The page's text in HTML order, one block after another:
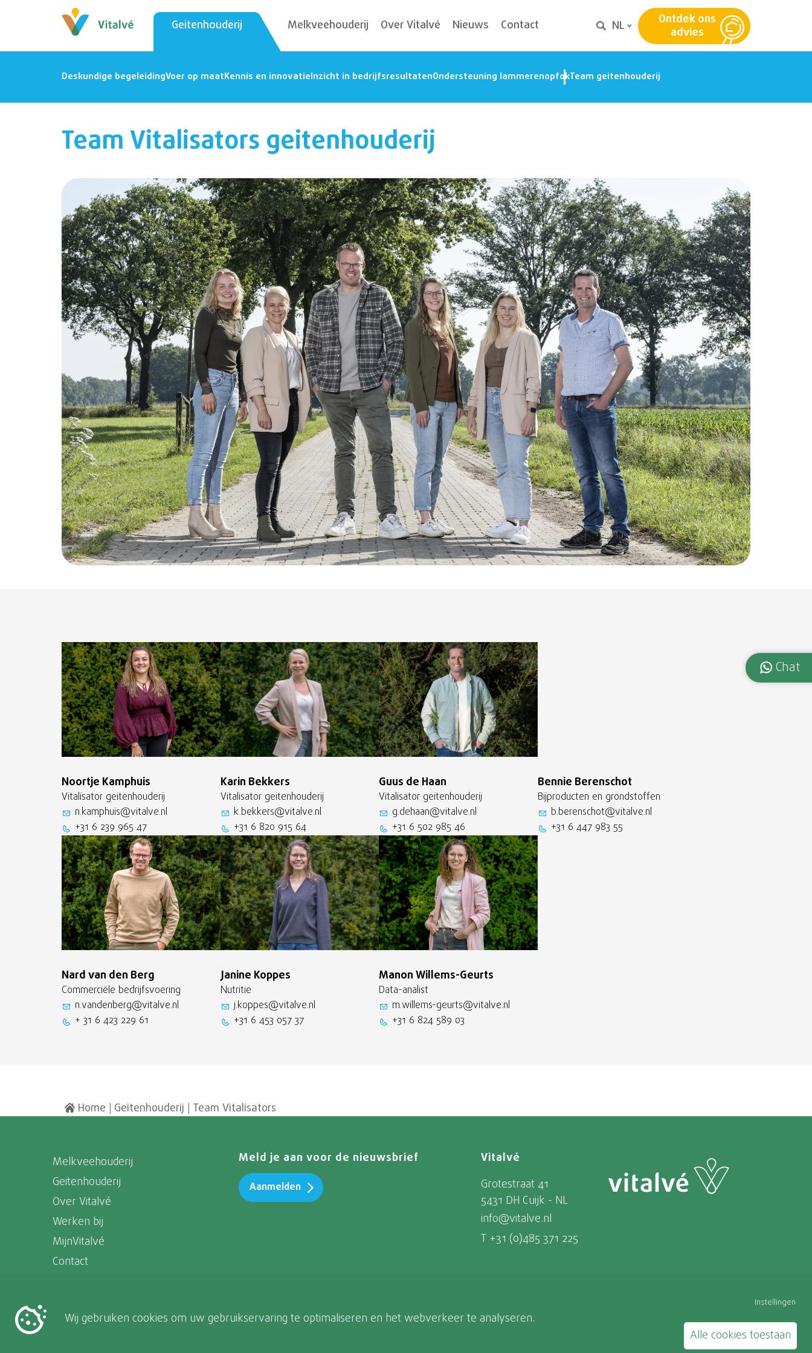
Wij gebruiken cookies om uw gebruikservaring te optimaliseren en het webverkeer te analyseren.
Instellingen
Alle cookies toestaan
Geitenhouderij
Deskundige begeleidingVoer op maatKennis en innovatieInzicht in bedrijfsresultatenOndersteuning lammerenopfokTeam geitenhouderij
Melkveehouderij Over Vitalvé Nieuws Contact NL
Ontdek ons
advies
Team Vitalisators geitenhouderij
Noortje Kamphuis
Vitalisator geitenhouderij
n.kamphuis@vitalve.nl
+31 6 239 965 47
Karin Bekkers
Vitalisator geitenhouderij
k.bekkers@vitalve.nl
+31 6 820 915 64
Guus de Haan
Vitalisator geitenhouderij
g.dehaan@vitalve.nl
+31 6 502 985 46
Bennie Berenschot
Bijproducten en grondstoffen
b.berenschot@vitalve.nl
+31 6 447 983 55
Nard van den Berg
Commerciële bedrijfsvoering
n.vandenberg@vitalve.nl
+ 31 6 423 229 61
Janine Koppes
Nutritie
j.koppes@vitalve.nl
+31 6 453 057 37
Manon Willems-Geurts
Data-analist
m.willems-geurts@vitalve.nl
+31 6 824 589 03
Home Geitenhouderij Team Vitalisators
Melkveehouderij
Geitenhouderij
Over Vitalvé
Werken bij
MijnVitalvé
Contact
Meld je aan voor de nieuwsbrief
Aanmelden
Vitalvé
Grotestraat 41
5431 DH Cuijk - NL
info@vitalve.nl
T +31 (0)485 371 225
Cookie instellingen
Chat